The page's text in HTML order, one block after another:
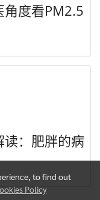
角度看PM2.5
：肥胖的病
to find out
Policy